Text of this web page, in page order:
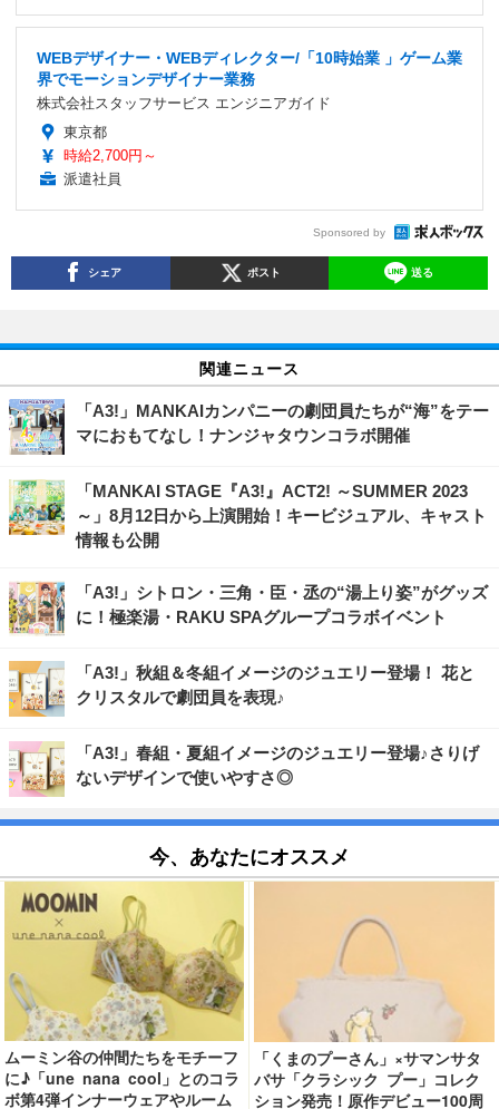
WEBデザイナー・WEBディレクター/「10時始業 」ゲーム業
界でモーションデザイナー業務
株式会社スタッフサービス エンジニアガイド
東京都
時給2,700円～
派遣社員
Sponsored by
シェア ポスト 送る
関連ニュース
「A3!」MANKAIカンパニーの劇団員たちが“海”をテー
マにおもてなし！ナンジャタウンコラボ開催
「MANKAI STAGE『A3!』ACT2! ～SUMMER 2023
～」8月12日から上演開始！キービジュアル、キャスト
情報も公開
「A3!」シトロン・三角・臣・丞の“湯上り姿”がグッズ
に！極楽湯・RAKU SPAグループコラボイベント
「A3!」秋組＆冬組イメージのジュエリー登場！ 花と
クリスタルで劇団員を表現♪
「A3!」春組・夏組イメージのジュエリー登場♪さりげ
ないデザインで使いやすさ◎
今、あなたにオススメ
ムーミン谷の仲間たちをモチーフ
に♪「une nana cool」とのコラ
ボ第4弾インナーウェアやルーム
「くまのプーさん」×サマンサタ
バサ「クラシック プー」コレク
ション発売！原作デビュー100周